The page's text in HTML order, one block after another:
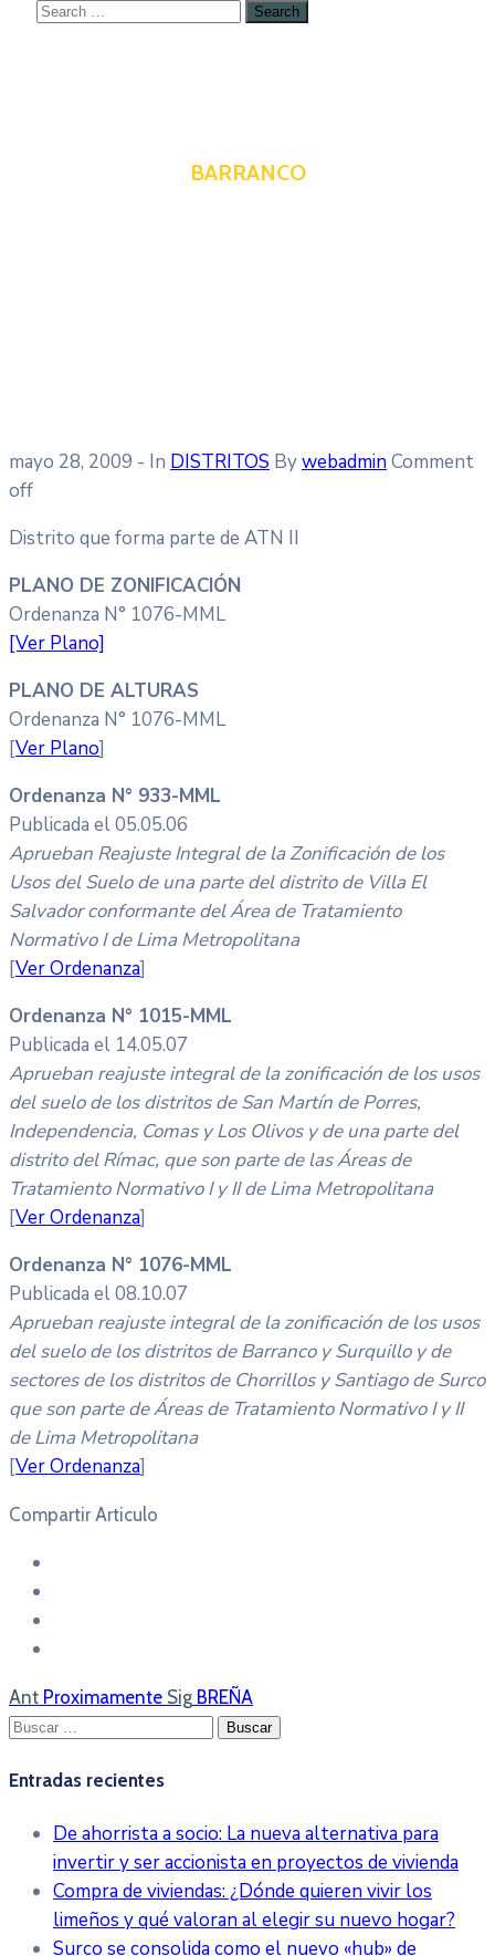
BARRANCO
mayo 28, 2009 - In DISTRITOS BywebadminComment
off
Distrito que forma parte de ATN II
PLANO DE ZONIFICACIÓN
Ordenanza N° 1076-MML
[Ver Plano]
PLANO DE ALTURAS
Ordenanza N° 1076-MML
[Ver Plano]
Ordenanza N° 933-MML
Publicada el 05.05.06
Aprueban Reajuste Integral de la Zonificación de los
Usos del Suelo de una parte del distrito de Villa El
Salvador conformante del Área de Tratamiento
Normativo I de Lima Metropolitana
[Ver Ordenanza]
Ordenanza N° 1015-MML
Publicada el 14.05.07
Aprueban reajuste integral de la zonificación de los usos
del suelo de los distritos de San Martín de Porres,
Independencia, Comas y Los Olivos y de una parte del
distrito del Rímac, que son parte de las Áreas de
Tratamiento Normativo I y II de Lima Metropolitana
[Ver Ordenanza]
Ordenanza N° 1076-MML
Publicada el 08.10.07
Aprueban reajuste integral de la zonificación de los usos
del suelo de los distritos de Barranco y Surquillo y de
sectores de los distritos de Chorrillos y Santiago de Surco
que son parte de Áreas de Tratamiento Normativo I y II
de Lima Metropolitana
[Ver Ordenanza]
Compartir Articulo
Ant Proximamente Sig BREÑA
Buscar:
Entradas recientes
De ahorrista a socio: La nueva alternativa para
invertir y ser accionista en proyectos de vivienda
Compra de viviendas: ¿Dónde quieren vivir los
limeños y qué valoran al elegir su nuevo hogar?
Surco se consolida como el nuevo «hub» de